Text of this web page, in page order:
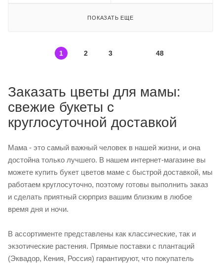
ПОКАЗАТЬ ЕЩЕ
1 2 3 48
Заказать цветы для мамы:
свежие букеты с
круглосуточной доставкой
Мама - это самый важный человек в нашей жизни, и она
достойна только лучшего. В нашем интернет-магазине вы
можете купить букет цветов маме с быстрой доставкой, мы
работаем круглосуточно, поэтому готовы выполнить заказ
и сделать приятный сюрприз вашим близким в любое
время дня и ночи.
В ассортименте представлены как классические, так и
экзотические растения. Прямые поставки с плантаций
(Эквадор, Кения, Россия) гарантируют, что покупатель